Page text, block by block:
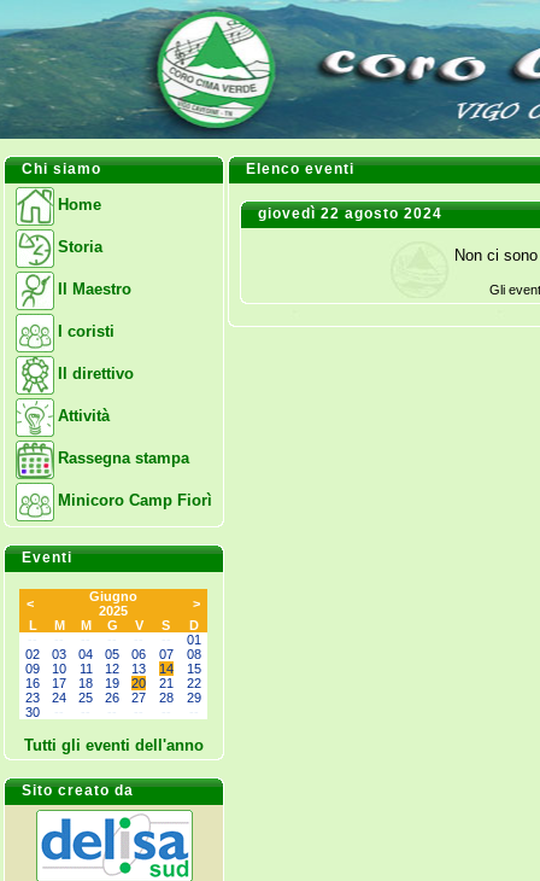
Chi siamo
Home
Storia
Il Maestro
I coristi
Il direttivo
Attività
Rassegna stampa
Minicoro Camp Fiorì
Eventi
<
Giugno
2025
>
L
M M G V S
D
01
02
03 04 05 06 07
08
09
10 11 12 13 14
15
16
17 18 19 20 21
22
23
24 25 26 27 28
29
30
Tutti gli eventi dell'anno
Sito creato da
Elenco eventi
giovedì 22 agosto 2024
Non ci
Gli